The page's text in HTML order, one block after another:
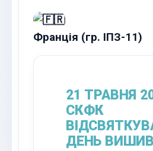
Франція (гр. ІПЗ-11)
21 ТРАВНЯ
СКФК
ДЕНЬ